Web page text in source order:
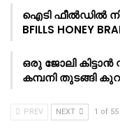
ഐടി ഫീൽഡിൽ
BFILLS HONEY
ഒരു ജോലി
കമ്പനി തുടങ്ങി
PREV NEXT 1 of 55